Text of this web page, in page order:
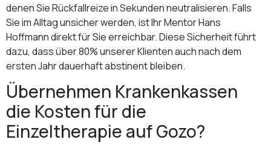
denen Sie Rückfallreize in Sekunden neutralisieren. Falls
Sie im Alltag unsicher werden, ist Ihr Mentor Hans
Hoffmann direkt für Sie erreichbar. Diese Sicherheit führt
dazu, dass über 80% unserer Klienten auch nach dem
ersten Jahr dauerhaft abstinent bleiben.
Übernehmen Krankenkassen
die Kosten für die
Einzeltherapie auf Gozo?